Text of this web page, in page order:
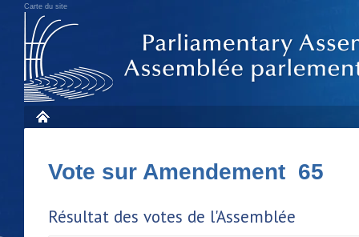
Carte du site
Vote sur Amendement 65
Résultat des votes de l'Assemblée